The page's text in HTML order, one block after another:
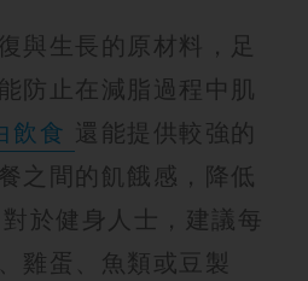
與生長的原材料，足
能防止在減脂過程中肌
飲食 還能提供較強的
之間的飢餓感，降低
於健身人士，建議每
、雞蛋、魚類或豆製